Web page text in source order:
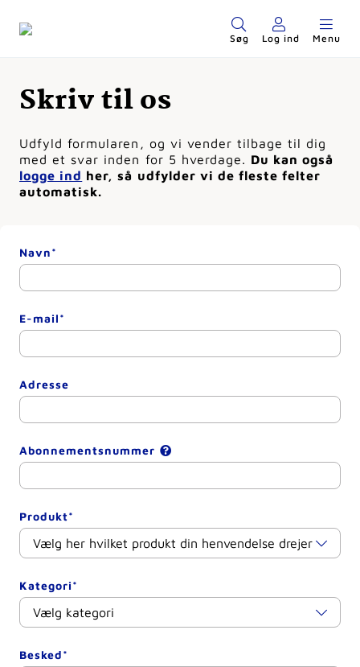
Søg Log ind Menu
Skriv til os
Udfyld formularen, og vi vender tilbage til dig
med et svar inden for 5 hverdage. Du kan også
logge ind her, så udfylder vi de fleste felter
automatisk.
Navn*
E-mail*
Adresse
Abonnementsnummer
Produkt*
Kategori*
Besked*